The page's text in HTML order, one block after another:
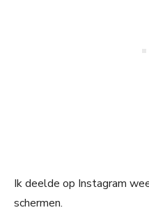
Ik deelde op Instagram
schermen.